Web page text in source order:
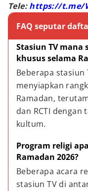
Tele:https://t.me/
FAQ seputar
Stasiun TV mana
khusus selama
Beberapa stasiun
menyiapkan
Ramadan,
dan RCTI
kultum.
Program religi
Ramadan 2026?
Beberapa acara
stasiun TV di